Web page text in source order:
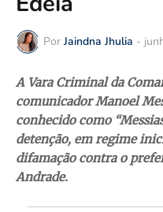
Por Jaindna Jhulia -
A Vara Criminal da
comunicador Manoel
conhecido como
detenção, em regime
difamação contra o
Andrade.